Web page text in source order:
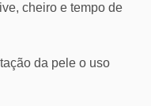
cheiro e tempo de
da pele o uso